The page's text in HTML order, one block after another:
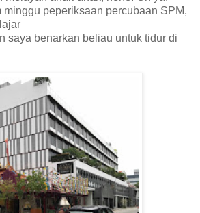
peperiksaan percubaan SPM,
saya benarkan beliau untuk tidur di